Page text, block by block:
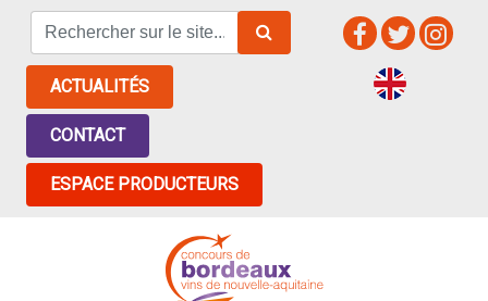
ACTUALITÉS
CONTACT
ESPACE PRODUCTEURS